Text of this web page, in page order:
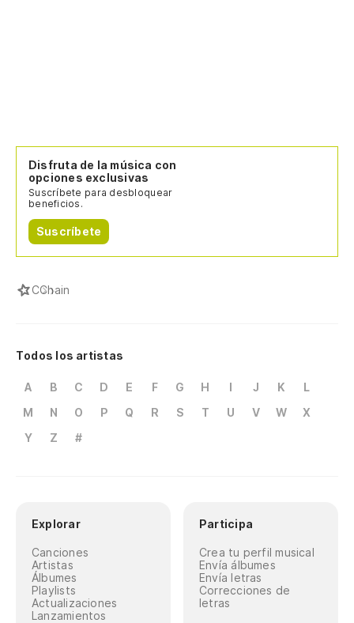
Disfruta de la música con
opciones exclusivas
Suscríbete para desbloquear
beneficios.
Suscríbete
CChain
Todos los artistas
A B C D E F G H I J K
L
M
N O P Q R S T U V W
X
Y
Z #
Explorar
Canciones
Artistas
Álbumes
Playlists
Actualizaciones
Lanzamientos
Participa
Crea tu perfil musical
Envía álbumes
Envía letras
Correcciones de
letras